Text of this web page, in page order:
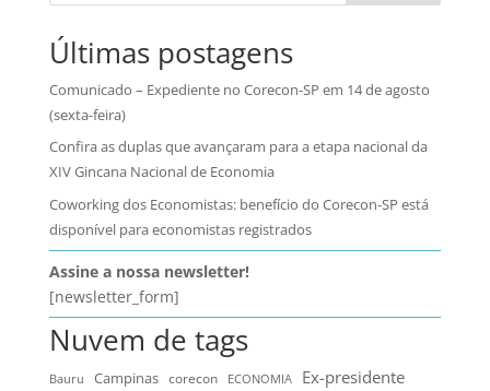
Últimas postagens
Comunicado – Expediente no Corecon-SP em 14 de agosto
(sexta-feira)
Confira as duplas que avançaram para a etapa nacional da
XIV Gincana Nacional de Economia
Coworking dos Economistas: benefício do Corecon-SP está
disponível para economistas registrados
Assine a nossa newsletter!
[newsletter_form]
Nuvem de tags
Bauru Campinas corecon ECONOMIA Ex-presidente